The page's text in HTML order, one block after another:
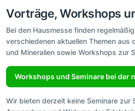
Vorträge, Workshops
Bei den Hausmesse finden
verschiedenen aktuellen Themen aus
und Mineralien sowie Workshops zur
Workshops und Seminare bei der
Wir bieten derzeit keine Seminare zur